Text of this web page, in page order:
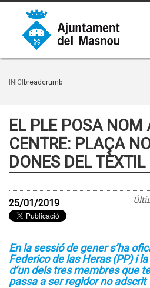
INICI breadcrumb
EL PLE POSA NOM
CENTRE: PLAÇA
DONES DEL TÈXTIL
25/01/2019
En la sessió de gener s’ha
Federico de las Heras (PP) i
d’un dels tres membres que
passa a ser regidor no adscrit